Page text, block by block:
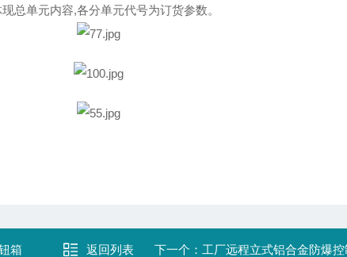
总单元内容,各分单元代号为订货参数。
箱 返回列表 下一个： 工厂远程立式铝合金防爆控制